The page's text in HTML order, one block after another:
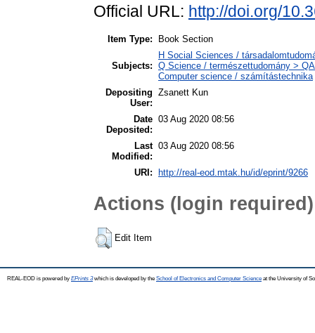
Official URL: http://doi.org/
Item Type: Book Section
Subjects:
H Social Sciences /
Q Science / természettudomány >
Computer science / számítástechnika
Depositing
User:
Zsanett Kun
Date
Deposited:
03 Aug 2020 08:56
Last
Modified:
03 Aug 2020 08:56
URI: http://real-eod.mtak.hu/id/eprint/9266
Actions (login required)
Edit Item
REAL-EOD is powered by EPrints 3which is developed by the School of Electronics and Computer Science at the University of